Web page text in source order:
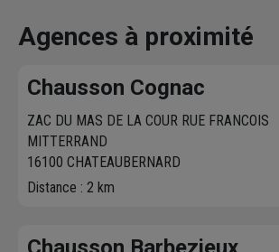
vous contacte pour
fixer le meilleur
livraison. Bonus :
Nous livrons jusqu'au
7ème étage.
dans votre agence
sur chausson.fr.
heure plus tard.
Agences à proximité
Chausson Cognac
ZAC DU MAS DE LA COUR RUE FRANCOIS
MITTERRAND
16100 CHATEAUBERNARD
Distance : 2 km